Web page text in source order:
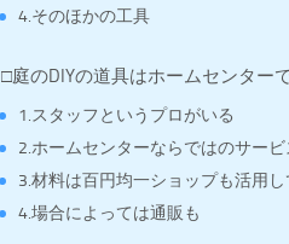
4.そのほかの工具
□庭のDIYの道具はホームセンター
1.スタッフというプロがいる
2.ホームセンターならではのサービ
3.材料は百円均一ショップも活用し
4.場合によっては通販も